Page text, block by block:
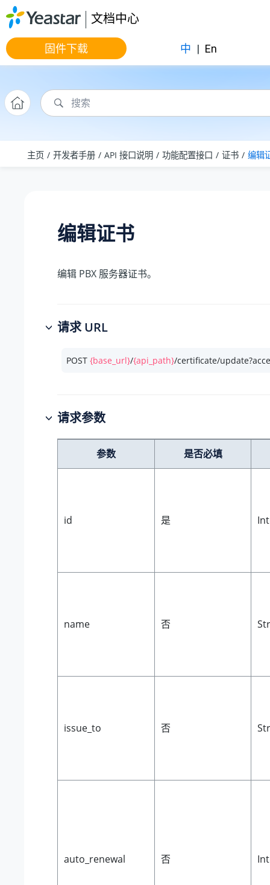
跳转到主要内容
文档中心
固件下载 中 | En
主页 开发者手册 API 接口说明 功能配置接口 证书 编辑
编辑证书
编辑 PBX 服务器证书。
请求 URL
POST {base_url}/{api_path}/certificate/
请求参数
参数 是否必填
id 是
name 否
issue_to 否
auto_renewal 否